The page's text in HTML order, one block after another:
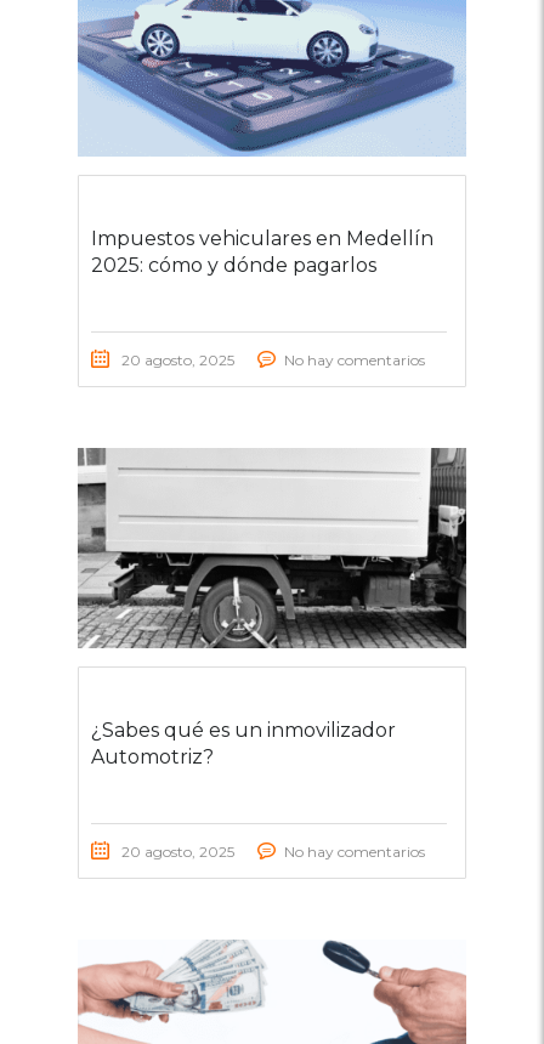
Impuestos vehiculares en Medellín
2025: cómo y dónde pagarlos
20 agosto, 2025 No hay comentarios
¿Sabes qué es un inmovilizador
Automotriz?
20 agosto, 2025 No hay comentarios